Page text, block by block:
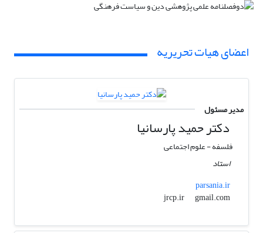
اعضای هیات تحریریه
مدیر مسئول
دکتر حمید پارسانیا
فلسفه - علوم اجتماعی
استاد
parsania.ir
jrcp.ir
gmail.com